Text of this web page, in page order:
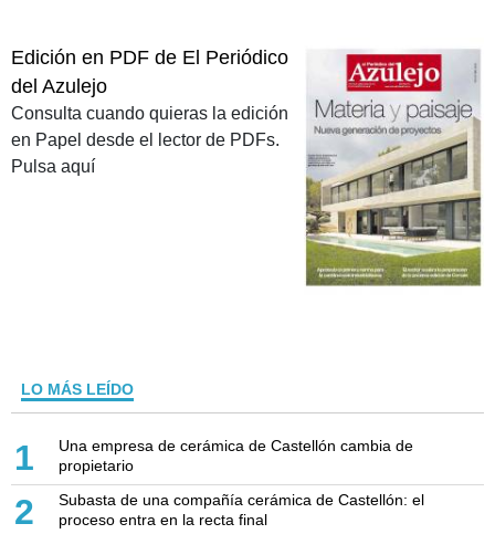
Edición en PDF de El Periódico
del Azulejo
Consulta cuando quieras la edición
en Papel desde el lector de PDFs.
Pulsa aquí
LO MÁS LEÍDO
1
Una empresa de cerámica de Castellón cambia de
propietario
2
Subasta de una compañía cerámica de Castellón: el
proceso entra en la recta final